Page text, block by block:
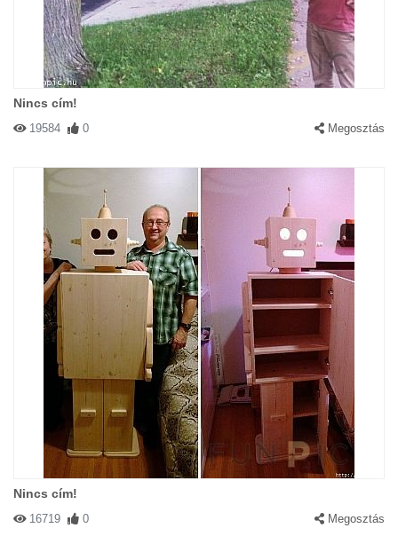
Nincs cím!
19584 0 Megosztás
Nincs cím!
16719 0 Megosztás